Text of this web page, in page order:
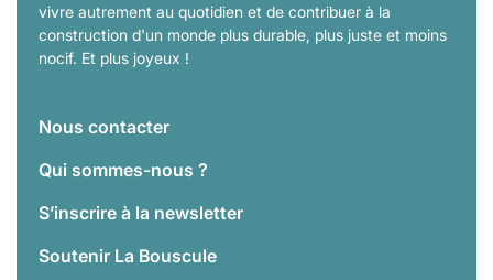
vivre autrement au quotidien et de contribuer à la
construction d'un monde plus durable, plus juste et moins
nocif. Et plus joyeux !
Nous contacter
Qui sommes-nous ?
S’inscrire à la newsletter
Soutenir La Bouscule